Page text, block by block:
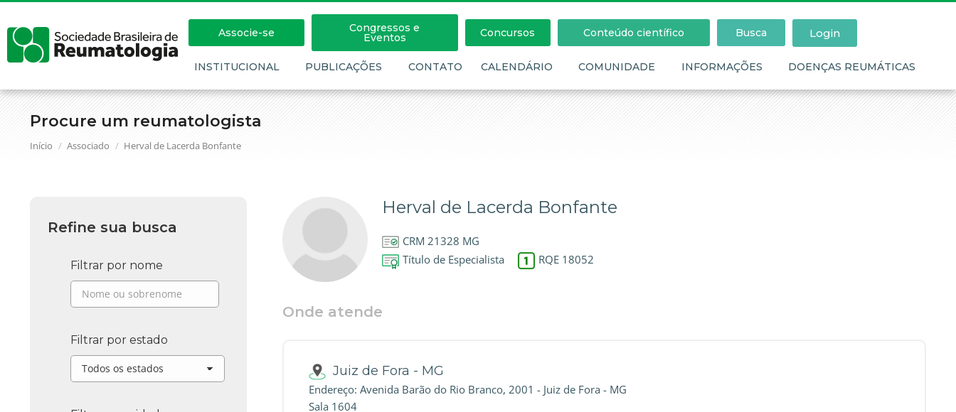
Procure um reumatologista
Você está aqui:
Início Associado Herval de Lacerda Bonfante
Associe-se Congressos e
Eventos Concursos Conteúdo científico Busca Login
INSTITUCIONAL PUBLICAÇÕES CONTATO CALENDÁRIO COMUNIDADE INFORMAÇÕES DOENÇAS REUMÁTICAS
Herval de Lacerda Bonfante
CRM 21328 MG
Título de Especialista
RQE 18052
Onde atende
Juiz de Fora - MG
Endereço: Avenida Barão do Rio Branco, 2001 - Juiz de Fora - MG
Sala 1604
Refine sua busca
Filtrar por nome
Filtrar por estado